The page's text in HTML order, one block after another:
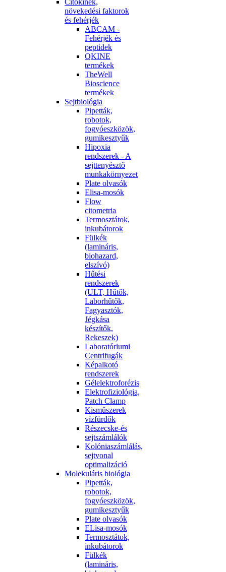
növekedési faktorok
és fehérjék
ABCAM -
Fehérjék és
peptidek
QKINE
termékek
TheWell
Bioscience
termékek
Sejtbiológia
Pipetták,
robotok,
fogyóeszközök,
gumikesztyűk
Hipoxia
rendszerek - A
sejttenyésztő
munkakörnyezet
Plate olvasók
Elisa-mosók
Flow
citometria
Termosztátok,
inkubátorok
Fülkék
(lamináris,
biohazard,
elszívó)
Hűtési
rendszerek
(ULT, Hűtők,
Laborhűtők,
Fagyasztók,
Jégkása
készítők,
Rekeszek)
Laboratóriumi
Centrifugák
Képalkotó
rendszerek
Gélelektroforézis
Elektrofiziológia,
Patch Clamp
Kisműszerek
vízfürdők
Részecske-és
sejtszámlálók
Kolóniaszámlálás,
sejtvonal
optimalizáció
Molekuláris biológia
Pipetták,
robotok,
fogyóeszközök,
gumikesztyűk
Plate olvasók
ELisa-mosók
Termosztátok,
inkubátorok
Fülkék
(lamináris,